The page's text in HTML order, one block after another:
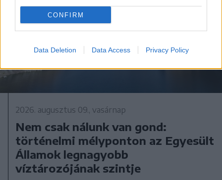
CONFIRM
Data Deletion Data Access Privacy Policy
2026. augusztus 09., vasárnap
Nem csak nálunk van gond:
történelmi mélyponton az Egyesült
Államok legnagyobb
víztározójának szintje